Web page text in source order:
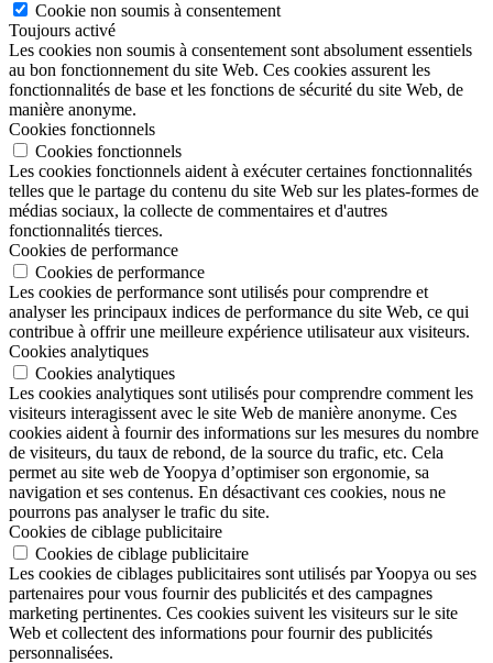
Cookie non soumis à consentement
Toujours activé
Les cookies non soumis à consentement sont absolument essentiels
au bon fonctionnement du site Web. Ces cookies assurent les
fonctionnalités de base et les fonctions de sécurité du site Web, de
manière anonyme.
Cookies fonctionnels
Cookies fonctionnels
Les cookies fonctionnels aident à exécuter certaines fonctionnalités
telles que le partage du contenu du site Web sur les plates-formes de
médias sociaux, la collecte de commentaires et d'autres
fonctionnalités tierces.
Cookies de performance
Cookies de performance
Les cookies de performance sont utilisés pour comprendre et
analyser les principaux indices de performance du site Web, ce qui
contribue à offrir une meilleure expérience utilisateur aux visiteurs.
Cookies analytiques
Cookies analytiques
Les cookies analytiques sont utilisés pour comprendre comment les
visiteurs interagissent avec le site Web de manière anonyme. Ces
cookies aident à fournir des informations sur les mesures du nombre
de visiteurs, du taux de rebond, de la source du trafic, etc. Cela
permet au site web de Yoopya d’optimiser son ergonomie, sa
navigation et ses contenus. En désactivant ces cookies, nous ne
pourrons pas analyser le trafic du site.
Cookies de ciblage publicitaire
Cookies de ciblage publicitaire
Les cookies de ciblages publicitaires sont utilisés par Yoopya ou ses
partenaires pour vous fournir des publicités et des campagnes
marketing pertinentes. Ces cookies suivent les visiteurs sur le site
Web et collectent des informations pour fournir des publicités
personnalisées.